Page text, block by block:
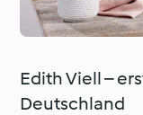
Edith Viell –
Deutschland